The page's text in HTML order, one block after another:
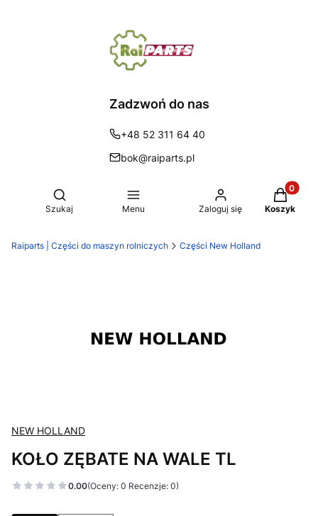
Zadzwoń do nas
+48 52 311 64 40
bok@raiparts.pl
Otwórz wyszukiwarkę
Szukaj Menu Zaloguj się Koszyk
Raiparts | Części do maszyn rolniczych Części New Holland
NEW HOLLAND
KOŁO ZĘBATE NA WALE TL
0.00(Oceny: 0 Recenzje: 0)